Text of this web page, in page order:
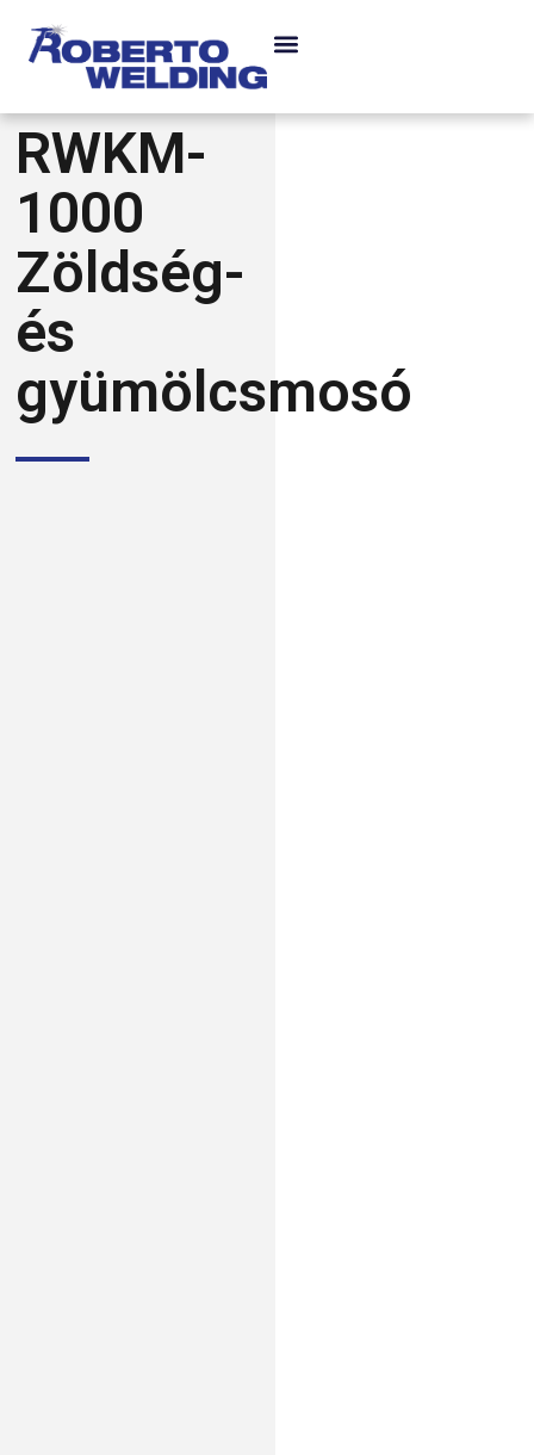
RWKM-
1000
Zöldség-
és
gyümölcsmosó